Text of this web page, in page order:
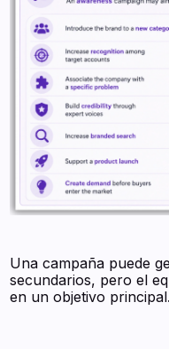
Una campaña puede
secundarios, pero el
en un objetivo principal.